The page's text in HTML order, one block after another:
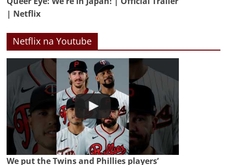
| Netflix
Netflix na Youtube
We put the Twins and Phillies players’